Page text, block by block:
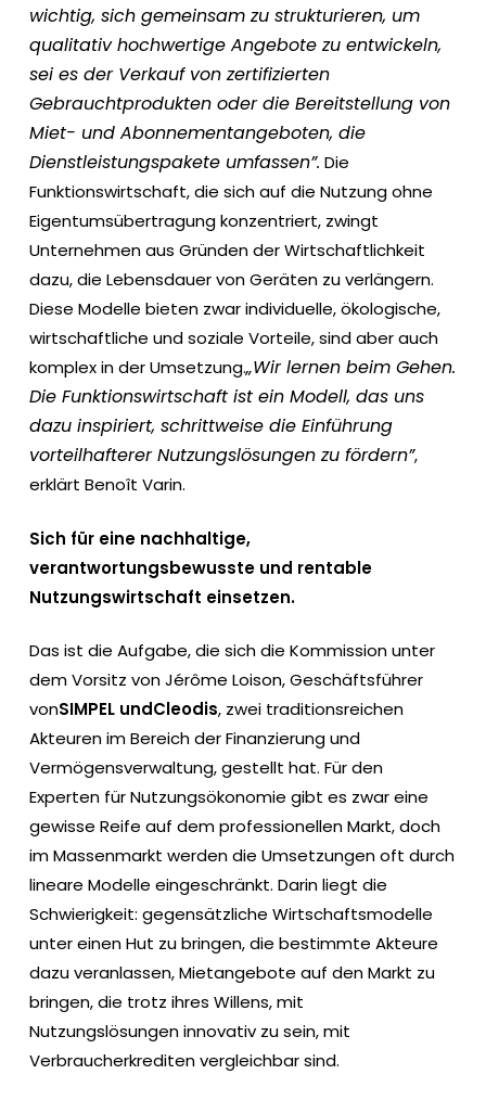
wichtig, sich gemeinsam zu strukturieren, um
qualitativ hochwertige Angebote zu entwickeln,
sei es der Verkauf von zertifizierten
Gebrauchtprodukten oder die Bereitstellung von
Miet- und Abonnementangeboten, die
Dienstleistungspakete umfassen”. Die
Funktionswirtschaft, die sich auf die Nutzung ohne
Eigentumsübertragung konzentriert, zwingt
Unternehmen aus Gründen der Wirtschaftlichkeit
dazu, die Lebensdauer von Geräten zu verlängern.
Diese Modelle bieten zwar individuelle, ökologische,
wirtschaftliche und soziale Vorteile, sind aber auch
komplex in der Umsetzung.„Wir lernen beim Gehen.
Die Funktionswirtschaft ist ein Modell, das uns
dazu inspiriert, schrittweise die Einführung
vorteilhafterer Nutzungslösungen zu fördern”,
erklärt Benoît Varin.
Sich für eine nachhaltige,
verantwortungsbewusste und rentable
Nutzungswirtschaft einsetzen.
Das ist die Aufgabe, die sich die Kommission unter
dem Vorsitz von Jérôme Loison, Geschäftsführer
vonSIMPEL undCleodis, zwei traditionsreichen
Akteuren im Bereich der Finanzierung und
Vermögensverwaltung, gestellt hat. Für den
Experten für Nutzungsökonomie gibt es zwar eine
gewisse Reife auf dem professionellen Markt, doch
im Massenmarkt werden die Umsetzungen oft durch
lineare Modelle eingeschränkt. Darin liegt die
Schwierigkeit: gegensätzliche Wirtschaftsmodelle
unter einen Hut zu bringen, die bestimmte Akteure
dazu veranlassen, Mietangebote auf den Markt zu
bringen, die trotz ihres Willens, mit
Nutzungslösungen innovativ zu sein, mit
Verbraucherkrediten vergleichbar sind.